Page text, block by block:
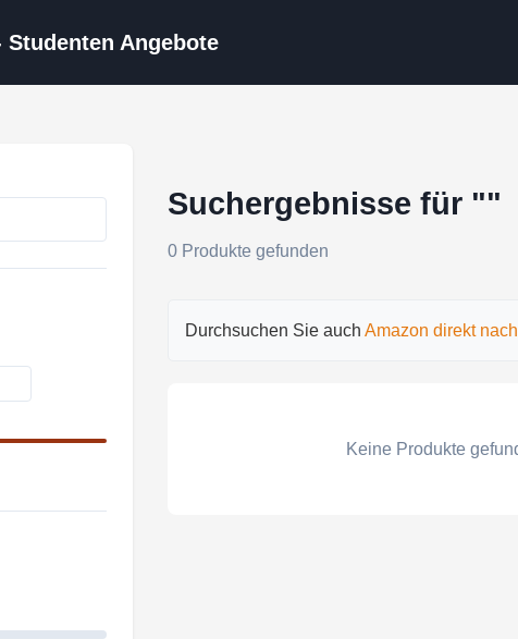
Studenten Angebote
Suchergebnisse für ""
0 Produkte gefunden
Durchsuchen Sie auch Amazon direkt
Keine Produkte